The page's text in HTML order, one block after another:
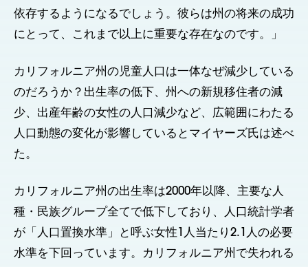
依存するようになるでしょう。彼らは州の将来の成功
にとって、これまで以上に重要な存在なのです。」
カリフォルニア州の児童人口は一体なぜ減少している
のだろうか？出生率の低下、州への新規移住者の減
少、出産年齢の女性の人口減少など、広範囲にわたる
人口動態の変化が影響しているとマイヤーズ氏は述べ
た。
カリフォルニア州の出生率は2000年以降、主要な人
種・民族グループ全てで低下しており、人口統計学者
が「人口置換水準」と呼ぶ女性1人当たり2.1人の必要
水準を下回っています。カリフォルニア州で失われる